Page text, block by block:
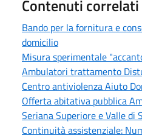
Contenuti correlati
Bando per la fornitura e
domicilio
Misura sperimentale
Ambulatori trattamento
Centro antiviolenza Aiuto
Offerta abitativa pubblica
Seriana Superiore e Valle di
Continuità assistenziale: